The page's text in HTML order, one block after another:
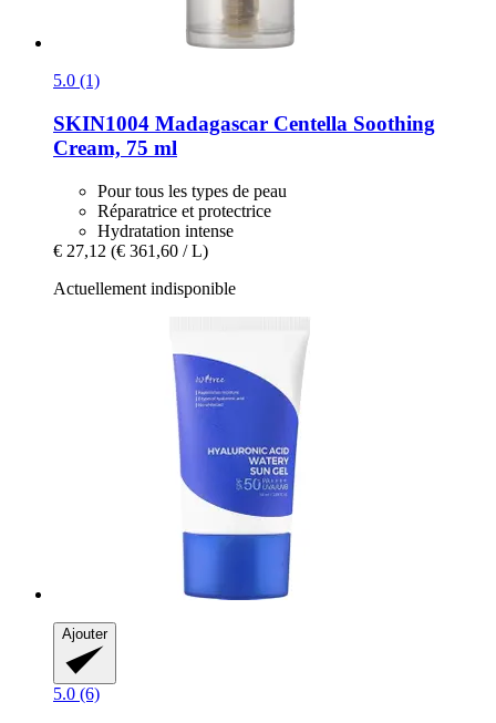
5.0 (1)
SKIN1004 Madagascar Centella Soothing
Cream, 75 ml
Pour tous les types de peau
Réparatrice et protectrice
Hydratation intense
€ 27,12 (€ 361,60 / L)
Actuellement indisponible
Ajouter
5.0 (6)